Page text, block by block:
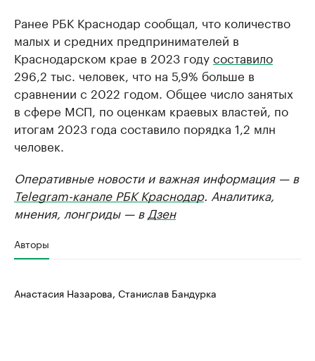
Ранее РБК Краснодар сообщал, что количество
малых и средних предпринимателей в
Краснодарском крае в 2023 годусоставило
296,2 тыс. человек, что на 5,9% больше в
сравнении с 2022 годом. Общее число занятых
в сфере МСП, по оценкам краевых властей, по
итогам 2023 года составило порядка 1,2 млн
человек.
Оперативные новости и важная информация — в
Telegram-канале РБК Краснодар. Аналитика,
мнения, лонгриды — в Дзен
Авторы
Анастасия Назарова, Станислав Бандурка